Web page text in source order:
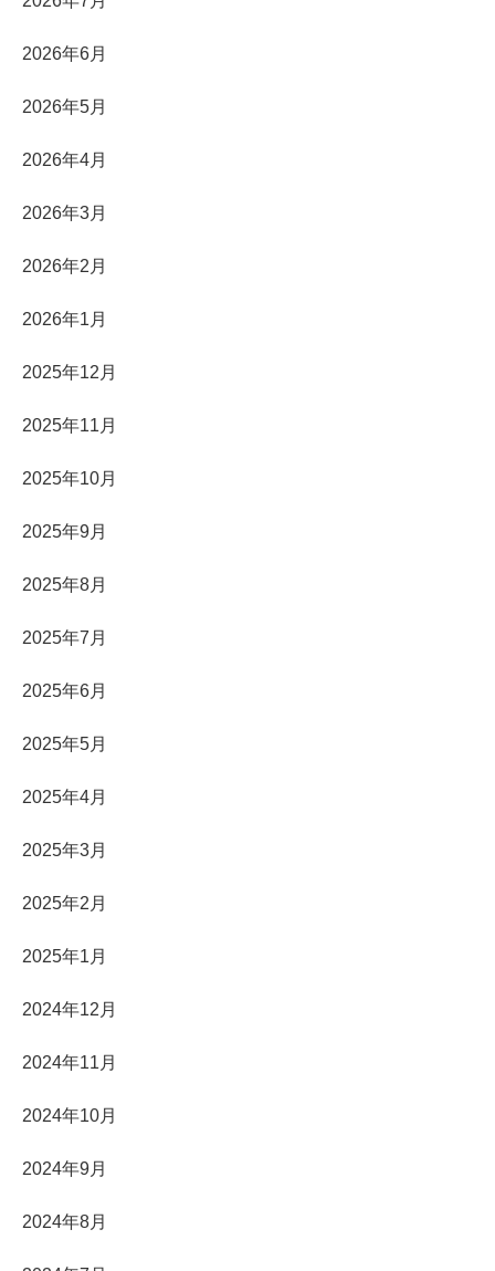
2026年6月
2026年5月
2026年4月
2026年3月
2026年2月
2026年1月
2025年12月
2025年11月
2025年10月
2025年9月
2025年8月
2025年7月
2025年6月
2025年5月
2025年4月
2025年3月
2025年2月
2025年1月
2024年12月
2024年11月
2024年10月
2024年9月
2024年8月